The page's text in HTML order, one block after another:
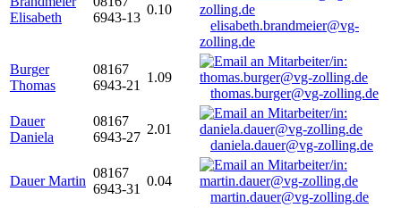
Elisabeth
6943-13
0.10
elisabeth.brandmeier@vg-
zolling.de
Burger
Thomas
08167
6943-21
1.09
thomas.burger@vg-zolling.de
Dauer
Daniela
08167
6943-27
2.01
daniela.dauer@vg-zolling.de
Dauer Martin
08167
6943-31
0.04
martin.dauer@vg-zolling.de